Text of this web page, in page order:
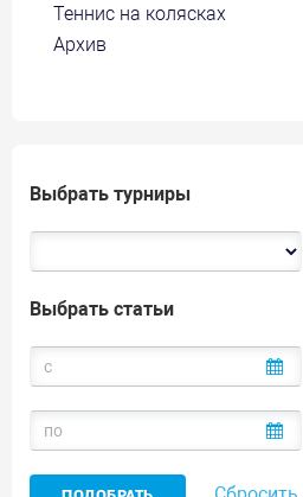
Теннис на колясках
Архив
Выбрать турниры
Выбрать статьи